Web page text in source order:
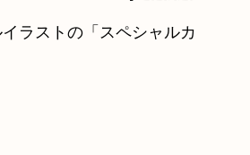
ラストの「スペシャルカ